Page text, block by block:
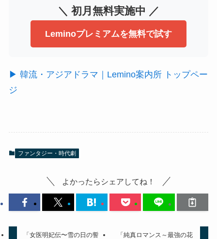
＼ 初月無料実施中 ／
Leminoプレミアムを無料で試す
▶ 韓流・アジアドラマ｜Lemino案内所 トップペー
ジ
ファンタジー・時代劇
よかったらシェアしてね！
「女医明妃伝〜雪の日の誓
「純真ロマンス～最強の花